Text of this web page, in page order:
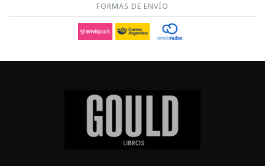
FORMAS DE ENVÍO